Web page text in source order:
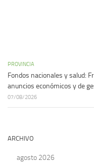
PROVINCIA
Fondos nacionales y salud:
anuncios económicos y de
07/08/2026
ARCHIVO
agosto 2026